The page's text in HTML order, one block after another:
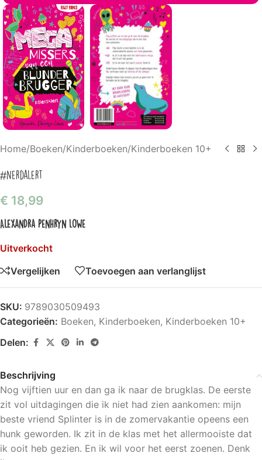
Home/Boeken/Kinderboeken/Kinderboeken 10+
#Nerdalert
€ 18,99
Alexandra Penhryn Lowe
Uitverkocht
Vergelijken
Toevoegen aan verlanglijst
SKU: 9789030509493
Categorieën: Boeken, Kinderboeken, Kinderboeken 10+
Delen:
Beschrijving
Nog vijftien uur en dan ga ik naar de brugklas. De eerste
zit vol uitdagingen die ik niet had zien aankomen: mijn
beste vriend Splinter is in de zomervakantie opeens een
hunk geworden. Ik zit in de klas met het allermooiste dat
ik ooit heb gezien. En ik wil voor het eerst zoenen. Denk